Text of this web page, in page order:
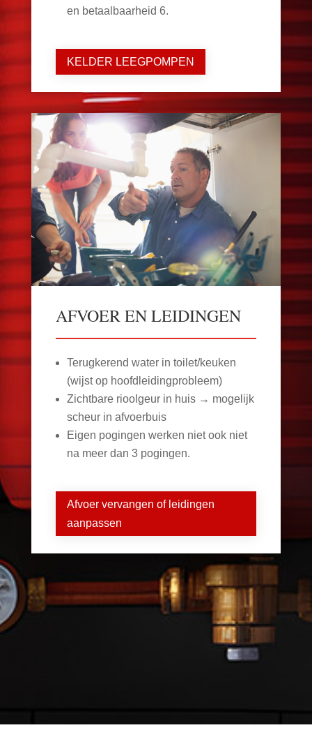
en betaalbaarheid 6.
KELDER LEEGPOMPEN
AFVOER EN LEIDINGEN
Terugkerend water in toilet/keuken
(wijst op hoofdleidingprobleem)
Zichtbare rioolgeur in huis → mogelijk
scheur in afvoerbuis
Eigen pogingen werken niet ook niet
na meer dan 3 pogingen.
Afvoer vervangen of leidingen
aanpassen